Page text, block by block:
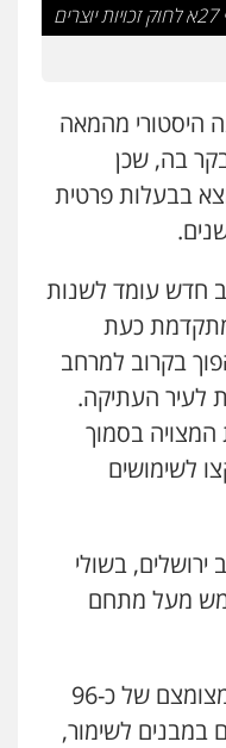
היסטורי מהמאה
בה, שכן
בבעלות פרטית
חדש עומד לשנות
כעת
בקרוב למרחב
לעיר העתיקה.
המצויה בסמוך
וכ-400 מ"ר יוקצו לשימושים
בשולי
מעל מתחם
הפרויקט, הקמת מלון בהיקף מצומצם של כ-96
במבנים לשימור,